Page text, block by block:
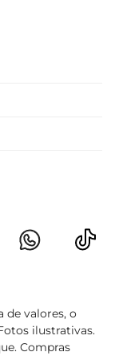
de valores, o
ilustrativas.
Compras